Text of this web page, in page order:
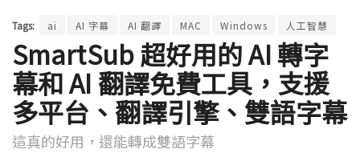
Tags: ai AI 字幕 AI 翻譯 MAC Windows 人工智慧
SmartSub 超好用的 AI 轉字
幕和 AI 翻譯免費工具，支援
多平台、翻譯引擎、雙語字幕
這真的好用，還能轉成雙語字幕